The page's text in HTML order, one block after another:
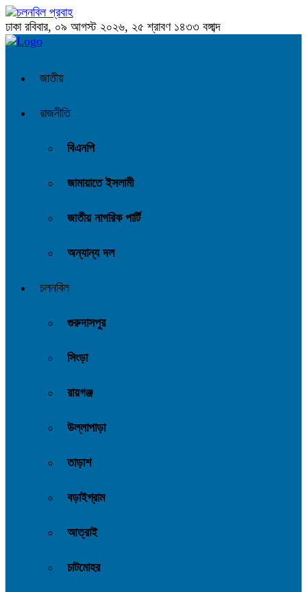
ঢাকা রবিবার, ০৯ আগস্ট ২০২৬, ২৫ শ্রাবণ ১৪৩৩ বঙ্গাব্দ
জাতীয়
রাজনীতি
বিএনপি
জামায়াতে ইসলামী
জাতীয় নাগরিক পার্টি
অন্যান্য দল
চলনবিল
গুরুদাসপুর
সিংড়া
রায়গঞ্জ
উল্লাপাড়া
তাড়াশ
বড়াইগ্রাম
আত্রাই
চাটমোহর